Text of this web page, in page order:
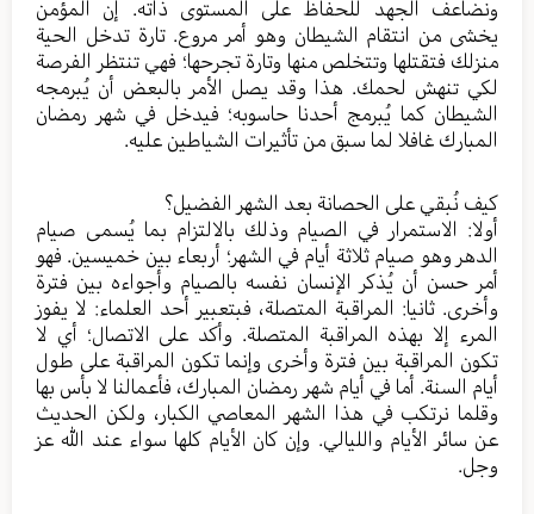
ونضاعف الجهد للحفاظ على المستوى ذاته. إن المؤمن
يخشى من انتقام الشيطان وهو أمر مروع. تارة تدخل الحية
منزلك فتقتلها وتتخلص منها وتارة تجرحها؛ فهي تنتظر الفرصة
لكي تنهش لحمك. هذا وقد يصل الأمر بالبعض أن يُبرمجه
الشيطان كما يُبرمج أحدنا حاسوبه؛ فيدخل في شهر رمضان
المبارك غافلا لما سبق من تأثيرات الشياطين عليه.
كيف نُبقي على الحصانة بعد الشهر الفضيل؟
أولا: الاستمرار في الصيام وذلك بالالتزام بما يُسمى صيام
الدهر وهو صيام ثلاثة أيام في الشهر؛ أربعاء بين خميسين. فهو
أمر حسن أن يُذكر الإنسان نفسه بالصيام وأجواءه بين فترة
وأخرى. ثانيا: المراقبة المتصلة، فبتعبير أحد العلماء: لا يفوز
المرء إلا بهذه المراقبة المتصلة. وأكد على الاتصال؛ أي لا
تكون المراقبة بين فترة وأخرى وإنما تكون المراقبة على طول
أيام السنة. أما في أيام شهر رمضان المبارك، فأعمالنا لا بأس بها
وقلما نرتكب في هذا الشهر المعاصي الكبار، ولكن الحديث
عن سائر الأيام والليالي. وإن كان الأيام كلها سواء عند الله عز
وجل.